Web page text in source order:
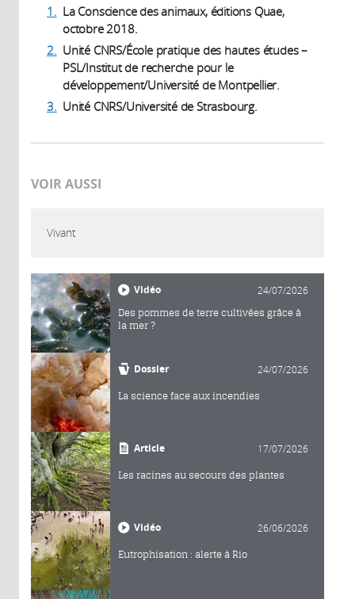
1. La Conscience des animaux, éditions Quae,
octobre 2018.
2. Unité CNRS/École pratique des hautes études –
PSL/Institut de recherche pour le
développement/Université de Montpellier.
3. Unité CNRS/Université de Strasbourg.
VOIR AUSSI
Vivant
Vidéo 24/07/2026
Des pommes de terre cultivées grâce à
la mer ?
Dossier 24/07/2026
La science face aux incendies
Article 17/07/2026
Les racines au secours des plantes
Vidéo 26/06/2026
Eutrophisation : alerte à Rio